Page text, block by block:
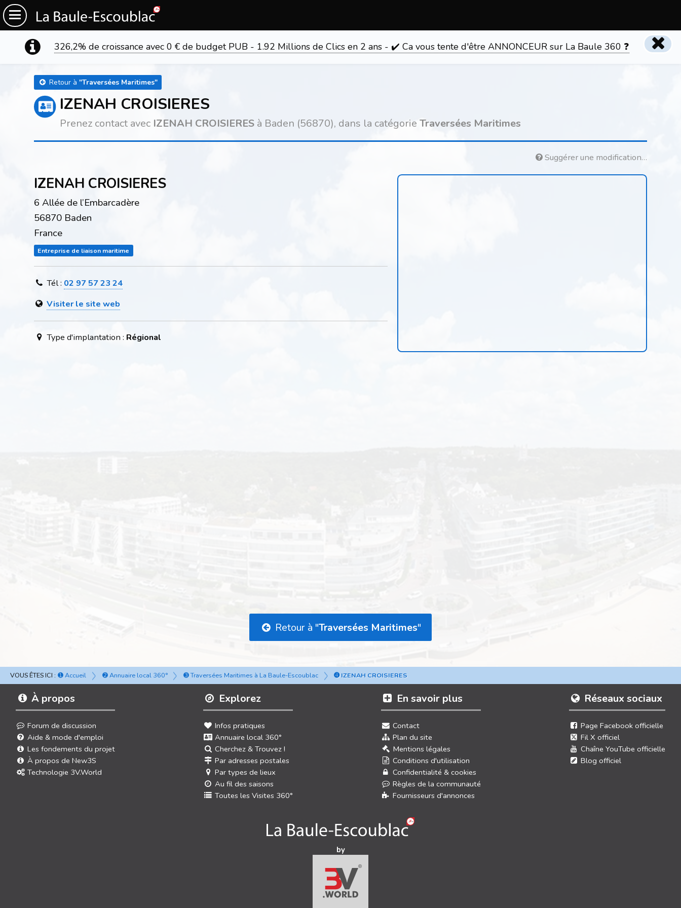
326,2% de croissance avec 0 € de budget PUB - 1.92 Millions de Clics en 2 ans - ✔️ Ca vous tente d'être ANNONCEUR sur La Baule 360 ❓
Retour à "Traversées Maritimes"
IZENAH CROISIERES
Prenez contact avec IZENAH CROISIERES à Baden (56870), dans la catégorieTraversées Maritimes
Suggérer une modification…
IZENAH CROISIERES
6 Allée de l’Embarcadère
56870 Baden
France
Entreprise de liaison maritime
Tél : 02 97 57 23 24
Visiter le site web
Type d'implantation : Régional
Retour à "Traversées Maritimes"
VOUS ÊTES ICI : ➊ Accueil ➋ Annuaire local 360° ➌ Traversées Maritimes à La Baule-Escoublac ➍ IZENAH CROISIERES
Réseaux sociaux
Page Facebook officielle
Fil X officiel
Chaîne YouTube officielle
Blog officiel
En savoir plus
Contact
Plan du site
Mentions légales
Conditions d'utilisation
Confidentialité & cookies
Règles de la communauté
Fournisseurs d'annonces
Explorez
Infos pratiques
Annuaire local 360°
Cherchez & Trouvez !
Par adresses postales
Par types de lieux
Au fil des saisons
Toutes les Visites 360°
À propos
Forum de discussion
Aide & mode d'emploi
Les fondements du projet
À propos de New3S
Technologie 3V.World
by